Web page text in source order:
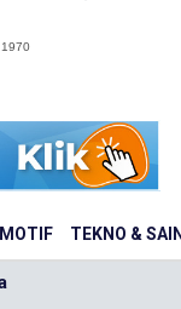
TEKNO &
1970